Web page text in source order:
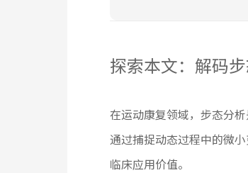
探索本文：解码
在运动康复领域，步态分
通过捕捉动态过程中的微
临床应用价值。